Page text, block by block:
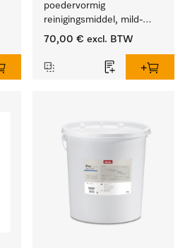
poedervormig
reinigingsmiddel, mild-
alkalisch, 20 kg voor het
en kleurechte bonte was.
70,00 € excl. BTW